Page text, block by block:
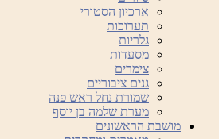
ארכיון הסטורי
תערוכות
גלריות
מסעדות
צימרים
גנים ציבוריים
שמורת נחל ראש פנה
מערת שלמה בן יוסף
מושבת הראשונים